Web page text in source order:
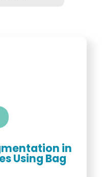
in
Using Bag